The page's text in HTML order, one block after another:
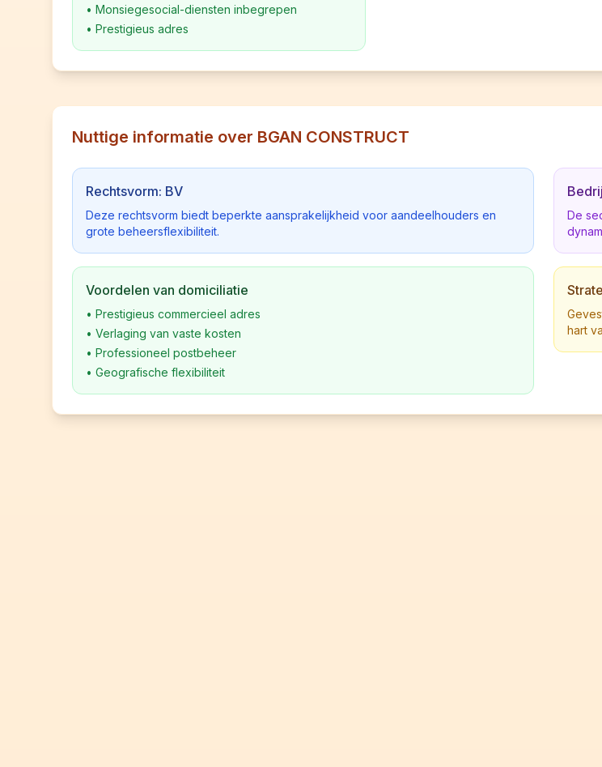
• Monsiegesocial-diensten inbegrepen
• Prestigieus adres
Nuttige informatie over BGAN CONSTRUCT
Rechtsvorm: BV
Deze rechtsvorm biedt beperkte aansprakelijkheid voor aandeelhouders en
grote beheersflexibiliteit.
Voordelen van domiciliatie
• Prestigieus commercieel adres
• Verlaging van vaste kosten
• Professioneel postbeheer
• Geografische flexibiliteit
De
hart